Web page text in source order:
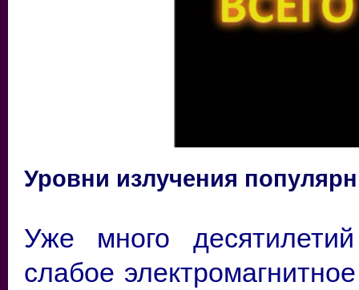
Уровни излучения
Уже много
слабое